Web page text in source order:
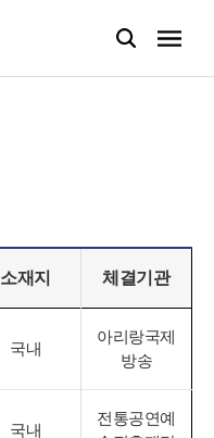
소재지 체결기관
국내
아리랑국제
방송
국내
전통공연예